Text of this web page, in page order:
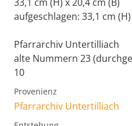
aufgeschlagen: 33,1 cm
Pfarrarchiv Untertilliach
alte Nummern 23
10
Provenienz
Pfarrarchiv Untertilliach